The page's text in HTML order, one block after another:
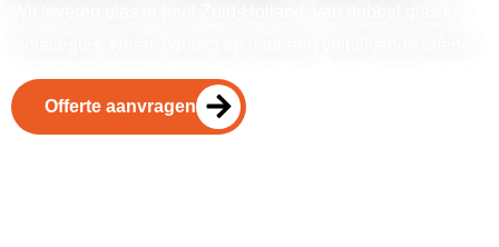
Offerte aanvragen